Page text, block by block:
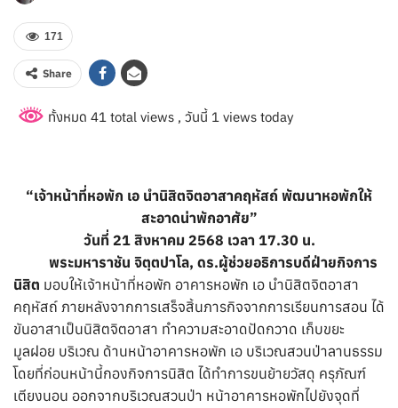
171
Share
ทั้งหมด 41 total views , วันนี้ 1 views today
“เจ้าหน้าที่หอพัก เอ นำนิสิตจิตอาสาคฤหัสถ์ พัฒนาหอพักให้
สะอาดน่าพักอาศัย”
วันที่ 21 สิงหาคม 2568 เวลา 17.30 น.
พระมหาราชัน จิตฺตปาโล, ดร.ผู้ช่วยอธิการบดีฝ่ายกิจการ
นิสิต มอบให้เจ้าหน้าที่หอพัก อาคารหอพัก เอ นำนิสิตจิตอาสา
คฤหัสถ์ ภายหลังจากการเสร็จสิ้นภารกิจจากการเรียนการสอน ได้
ขันอาสาเป็นนิสิตจิตอาสา ทำความสะอาดปัดกวาด เก็บขยะ
มูลฝอย บริเวณ ด้านหน้าอาคารหอพัก เอ บริเวณสวนป่าลานธรรม
โดยที่ก่อนหน้านี้กองกิจการนิสิต ได้ทำการขนย้ายวัสดุ ครุภัณฑ์
เตียงนอน ออกจากบริเวณสวนป่า หน้าอาคารหอพักไปยังจุดที่